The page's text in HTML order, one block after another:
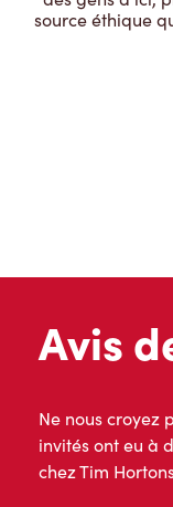
source éthique
Avis
Ne nous croyez
invités ont eu à
chez Tim